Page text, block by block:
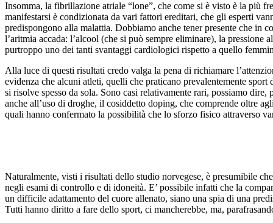
Insomma, la fibrillazione atriale “lone”, che come si è visto è la più
manifestarsi è condizionata da vari fattori ereditari, che gli esperti
predispongono alla malattia. Dobbiamo anche tener presente che in
l’aritmia accada: l’alcool (che si può sempre eliminare), la
purtroppo uno dei tanti svantaggi cardiologici rispetto a quello
Alla luce di questi risultati credo valga la pena di richiamare
evidenza che alcuni atleti, quelli che praticano prevalentemente
si risolve spesso da sola. Sono casi relativamente rari, possiamo
anche all’uso di droghe, il cosiddetto doping, che comprende oltre
quali hanno confermato la possibilità che lo sforzo fisico attraverso
Naturalmente, visti i risultati dello studio norvegese, è presumibile
negli esami di controllo e di idoneità. E’ possibile infatti che la
un difficile adattamento del cuore allenato, siano una spia di una
Tutti hanno diritto a fare dello sport, ci mancherebbe, ma,